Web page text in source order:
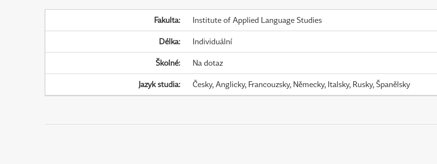
Fakulta: Institute of Applied Language Studies
Délka: Individuální
Školné: Na dotaz
Jazyk studia: Česky, Anglicky, Francouzsky, Německy, Italsky, Rusky, Španělsky